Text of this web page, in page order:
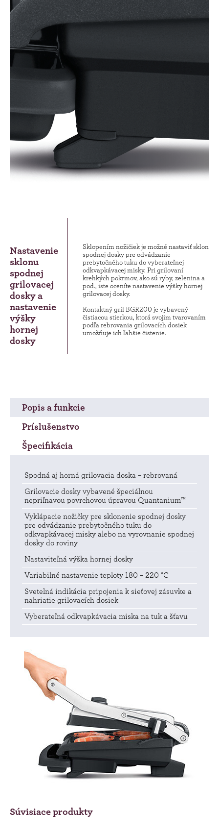
Nastavenie
sklonu
spodnej
grilovacej
dosky a
nastavenie
výšky
hornej
dosky
Sklopením nožičiek je možné nastaviť sklon
spodnej dosky pre odvádzanie
prebytočného tuku do vyberateľnej
odkvapkávacej misky. Pri grilovaní
krehkých pokrmov, ako sú ryby, zelenina a
pod., iste oceníte nastavenie výšky hornej
grilovacej dosky.
Kontaktný gril BGR200 je vybavený
čistiacou stierkou, ktorá svojim tvarovaním
podľa rebrovania grilovacích dosiek
umožňuje ich ľahšie čistenie.
Popis a funkcie
Príslušenstvo
Špecifikácia
Spodná aj horná grilovacia doska – rebrovaná
Grilovacie dosky vybavené špeciálnou
nepriľnavou povrchovou úpravou Quantanium™
Vyklápacie nožičky pre sklonenie spodnej dosky
pre odvádzanie prebytočného tuku do
odkvapkávacej misky alebo na vyrovnanie spodnej
dosky do roviny
Nastaviteľná výška hornej dosky
Variabilné nastavenie teploty 180 – 220 °C
Svetelná indikácia pripojenia k sieťovej zásuvke a
nahriatie grilovacích dosiek
Vyberateľná odkvapkávacia miska na tuk a šťavu
Súvisiace produkty